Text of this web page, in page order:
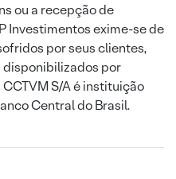
ou a recepção de
Investimentos exime-se de
por seus clientes,
disponibilizados por
S/A é instituição
Central do Brasil.